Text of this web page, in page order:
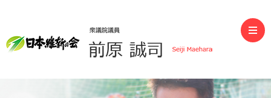
前原誠司（衆議院議員）